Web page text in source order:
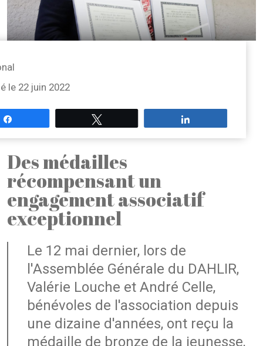
le 22 juin 2022
Des médailles
récompensant un
engagement associatif
exceptionnel
Le 12 mai dernier, lors de
l'Assemblée Générale du DAHLIR,
Valérie Louche et André Celle,
bénévoles de l'association depuis
une dizaine d'années, ont reçu la
médaille de bronze de la jeunesse,